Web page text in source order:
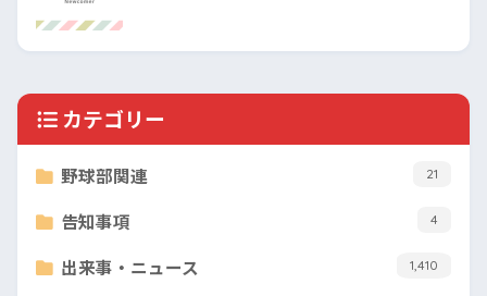
カテゴリー
野球部関連 21
告知事項 4
出来事・ニュース 1,410